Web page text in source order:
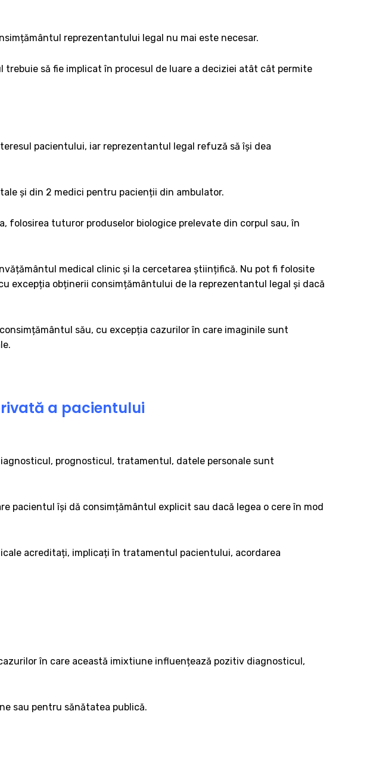
reprezentantului legal nu mai este necesar.
să fie implicat în procesul de luare a deciziei atât cât permite
pacientului, iar reprezentantul legal refuză să își dea
și din 2 medici pentru pacienții din ambulator.
folosirea tuturor produselor biologice prelevate din corpul sau, în
medical clinic și la cercetarea științifică. Nu pot fi folosite
excepția obținerii consimțământului de la reprezentantul legal și dacă
său, cu excepția cazurilor în care imaginile sunt
a pacientului
prognosticul, tratamentul, datele personale sunt
își dă consimțământul explicit sau dacă legea o cere în mod
acreditați, implicați în tratamentul pacientului, acordarea
în care această imixtiune influențează pozitiv diagnosticul,
sau pentru sănătatea publică.